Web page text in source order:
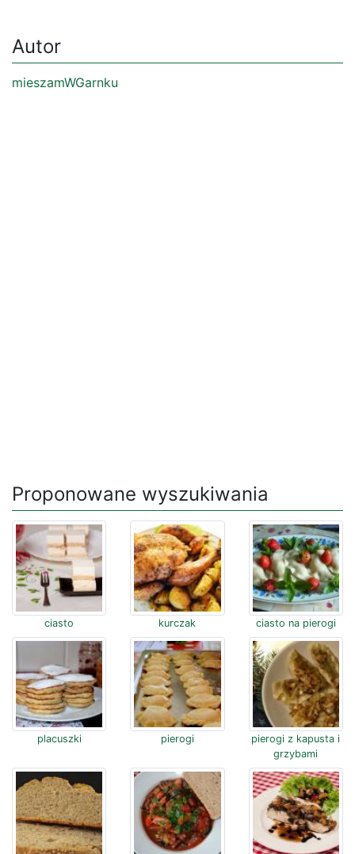
Autor
mieszamWGarnku
Proponowane wyszukiwania
ciasto kurczak ciasto na pierogi
placuszki pierogi
pierogi z kapusta i
grzybami